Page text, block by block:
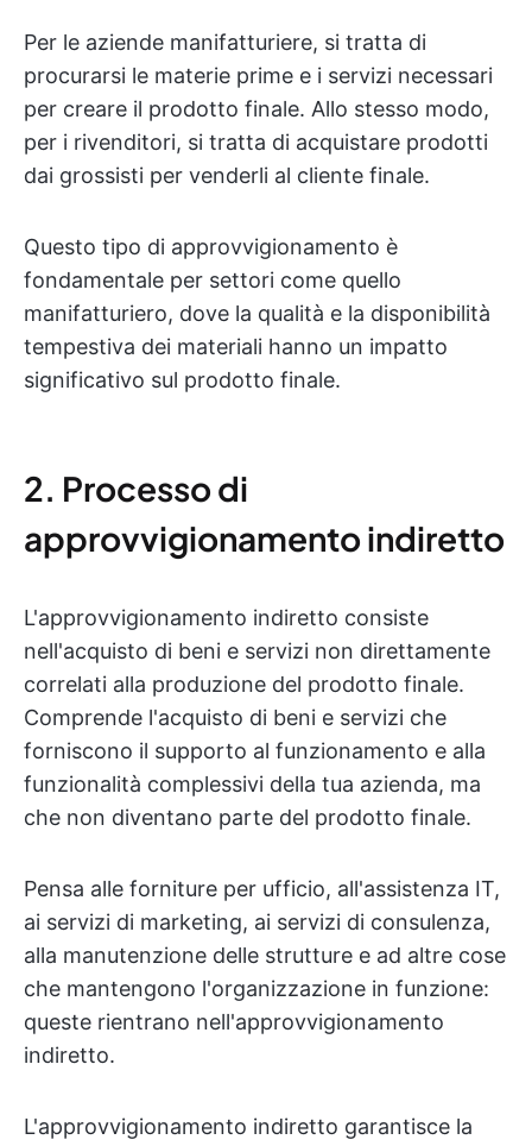
Per le aziende manifatturiere, si tratta di
procurarsi le materie prime e i servizi necessari
per creare il prodotto finale. Allo stesso modo,
per i rivenditori, si tratta di acquistare prodotti
dai grossisti per venderli al cliente finale.
Questo tipo di approvvigionamento è
fondamentale per settori come quello
manifatturiero, dove la qualità e la disponibilità
tempestiva dei materiali hanno un impatto
significativo sul prodotto finale.
2. Processo di
approvvigionamento indiretto
L'approvvigionamento indiretto consiste
nell'acquisto di beni e servizi non direttamente
correlati alla produzione del prodotto finale.
Comprende l'acquisto di beni e servizi che
forniscono il supporto al funzionamento e alla
funzionalità complessivi della tua azienda, ma
che non diventano parte del prodotto finale.
Pensa alle forniture per ufficio, all'assistenza IT,
ai servizi di marketing, ai servizi di consulenza,
alla manutenzione delle strutture e ad altre cose
che mantengono l'organizzazione in funzione:
queste rientrano nell'approvvigionamento
indiretto.
L'approvvigionamento indiretto garantisce la